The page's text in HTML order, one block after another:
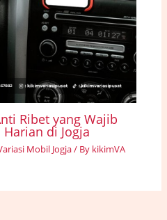
Ribet yang Wajib
di Jogja
Mobil Jogja/ By kikimVA